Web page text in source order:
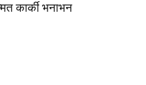
कार्की भनाभन